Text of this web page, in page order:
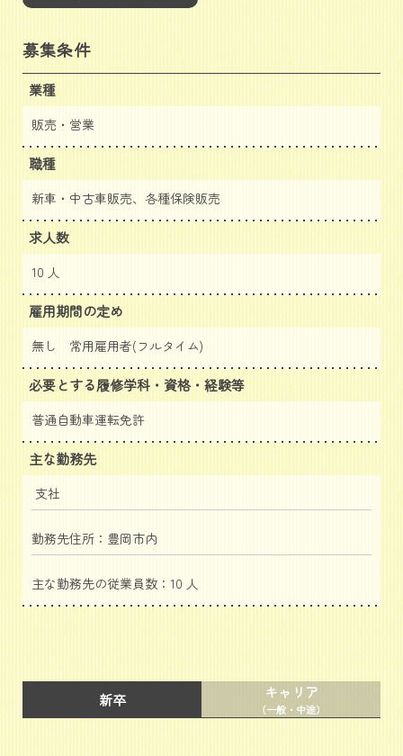
募集条件
業種
販売・営業
職種
新車・中古車販売、各種保険販売
求人数
10 人
雇用期間の定め
無し 常用雇用者(フルタイム)
必要とする履修学科・資格・経験等
普通自動車運転免許
主な勤務先
支社
勤務先住所：豊岡市内
主な勤務先の従業員数：10 人
新卒 キャリア
（一般・中途）